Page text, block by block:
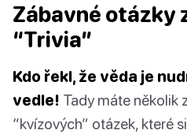
Zábavné otázky
“Trivia”
Kdo řekl, že věda je
vedle! Tady máte několik
“kvízových” otázek, které